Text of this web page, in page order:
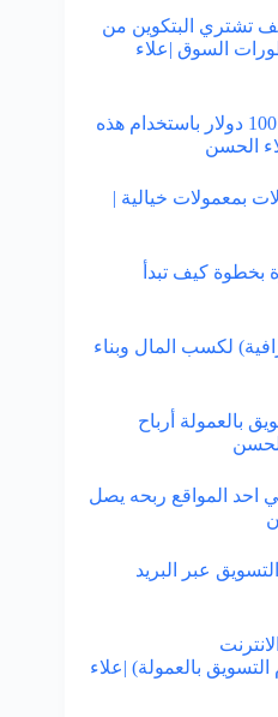
تشتري البتكوين من
السوق |علاء
الربح من الانترنت كيف تكسب 100 دولار باستخدام هذه
الحسن
الانترنت أفضل 7 مجالات بمعمولات خيالية |
بخطوة كيف تبدأ
10 (طرق خرافية) لكسب المال وبناء
برامج تسويق بالعمولة أرباح
موقع خرافي احد المواقع ربحه يصل
عبر البريد
بالعمولة) |علاء